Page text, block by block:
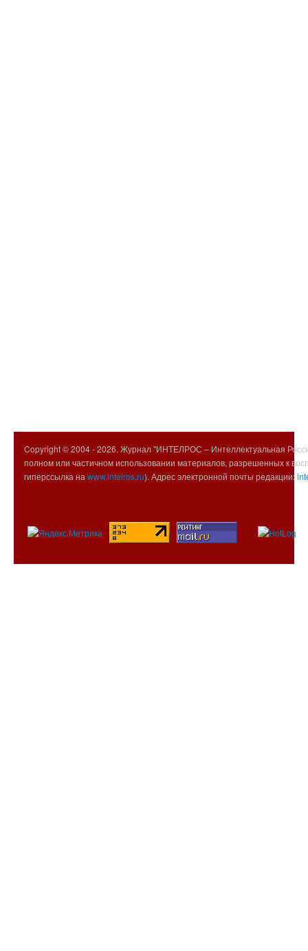
Copyright © 2004 -2026. Журнал "ИНТЕЛРОС – Интеллектуальная
полном или частичном использовании материалов, разрешенных к
гиперссылка на www.intelros.ru). Адрес электронной почты редакции: